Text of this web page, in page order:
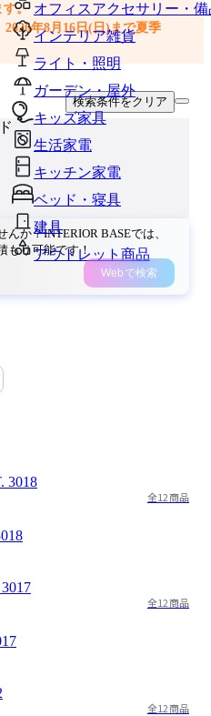
オフィスアクセサリー・備
インテリア雑貨
ライト・照明
ガーデン・屋外
キッズ家具
生活家電
キッチン家電
ベッド・寝具
建具
アウトレット商品
す。
年8月16日(日)まで夏季
検索条件をクリア
か？INTERIOR BASEでは、
もり可能です！
Webで検索
全12商品
全12商品
全12商品